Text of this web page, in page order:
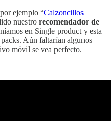
ejemplo “Calzoncillos
nuestro recomendador de
en Single product y esta
Aún faltarían algunos
móvil se vea perfecto.